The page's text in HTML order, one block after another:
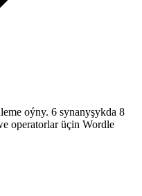
oýny. 6 synanyşykda 8
operatorlar üçin Wordle